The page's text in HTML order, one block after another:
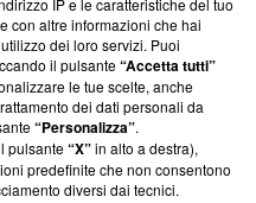
Blasting News non è
ha richiesto di farne
effettuato una verifica di
IP e le caratteristiche del tuo
con altre informazioni che hai
dei loro servizi. Puoi
il pulsante“Accetta tutti”
le tue scelte, anche
dei dati personali da
“Personalizza”.
pulsante“X”in alto a destra),
predefinite che non consentono
diversi dai tecnici.